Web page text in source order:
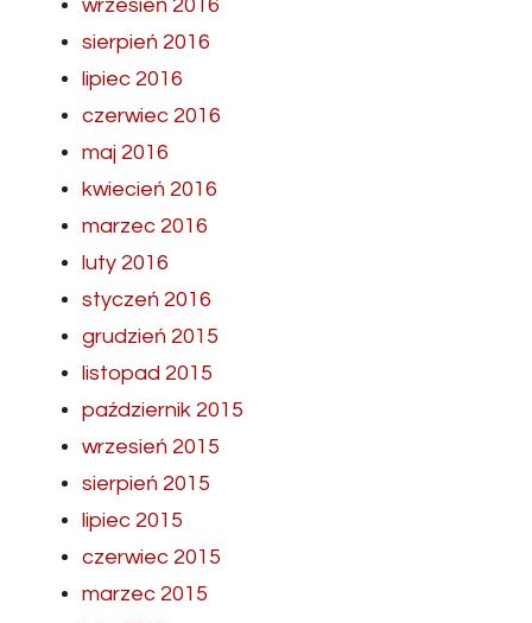
wrzesień 2016
sierpień 2016
lipiec 2016
czerwiec 2016
maj 2016
kwiecień 2016
marzec 2016
luty 2016
styczeń 2016
grudzień 2015
listopad 2015
październik 2015
wrzesień 2015
sierpień 2015
lipiec 2015
czerwiec 2015
marzec 2015